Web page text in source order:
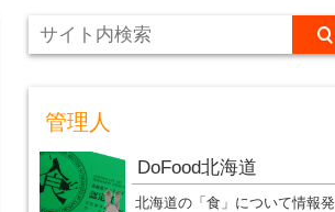
管理人
DoFood北海道
北海道の「食」について情報発